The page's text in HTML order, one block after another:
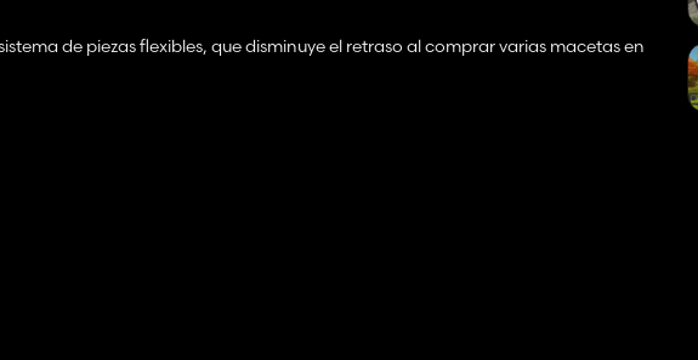
de piezas flexibles, que disminuye el retraso al comprar varias macetas en